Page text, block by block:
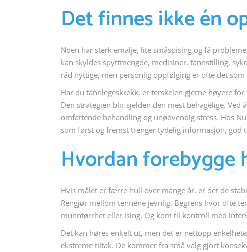
Det finnes ikke én
Noen har sterk emalje, lite småspising og få
kan skyldes spyttmengde, medisiner, tannstilling,
råd nyttige, men personlig oppfølging er ofte det som
Har du tannlegeskrekk, er terskelen gjerne høyere
Den strategien blir sjelden den mest behagelige.
omfattende behandling og unødvendig stress. Hos
som først og fremst trenger tydelig informasjon, god
Hvordan forebygge
Hvis målet er færre hull over mange år, er det de
Rengjør mellom tennene jevnlig. Begrens hvor ofte
munntørrhet eller ising. Og kom til kontroll med
Det kan høres enkelt ut, men det er nettopp
ekstreme tiltak. De kommer fra små valg gjort